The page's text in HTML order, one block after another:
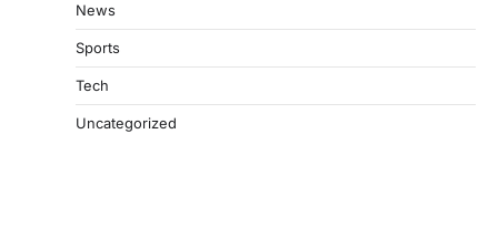
News
Sports
Tech
Uncategorized